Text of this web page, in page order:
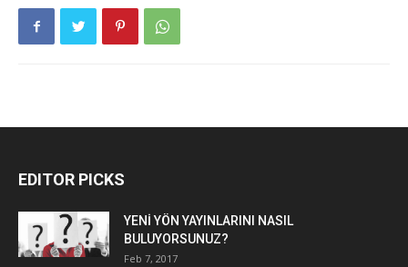
EDITOR PICKS
YENİ YÖN YAYINLARINI NASIL
BULUYORSUNUZ?
Feb 7, 2017